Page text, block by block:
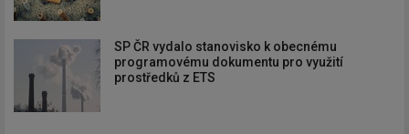
SP ČR vydalo stanovisko k obecnému
programovému dokumentu pro využití
prostředků z ETS